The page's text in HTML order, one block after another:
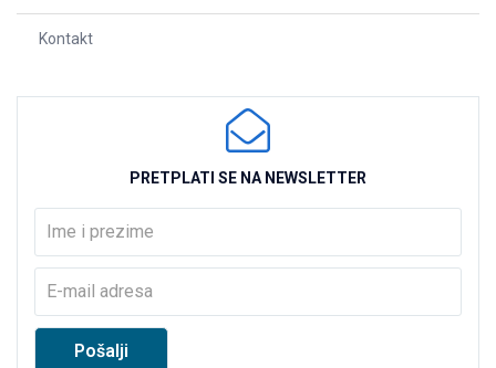
Kontakt
PRETPLATI SE NA NEWSLETTER